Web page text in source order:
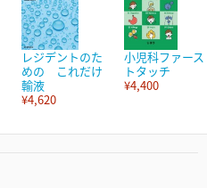
レジデントのた
めの これだけ
輸液
¥4,620
小児科ファース
トタッチ
¥4,400